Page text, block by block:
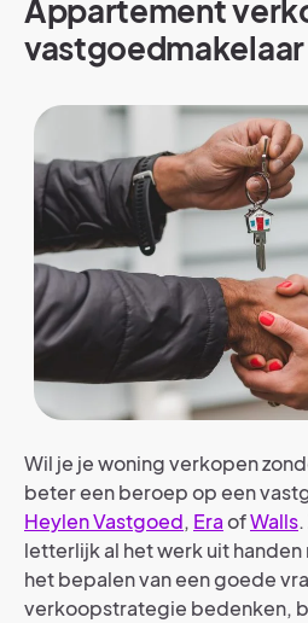
Appartement
vastgoedmakelaar
Wil je je woning verkopen
beter een beroep op een
Heylen Vastgoed, EraofWalls
letterlijk al het werk uit handen
het bepalen van een goede
verkoopstrategie bedenken,